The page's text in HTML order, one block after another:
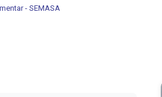
- SEMASA